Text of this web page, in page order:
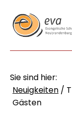
Sie sind hier:
Neuigkeiten /
Gästen